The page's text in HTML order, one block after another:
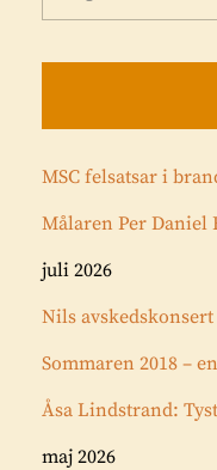
MSC felsatsar i
Målaren Per Daniel
juli 2026
Nils
Sommaren 2018 –
Åsa Lindstrand:
maj 2026